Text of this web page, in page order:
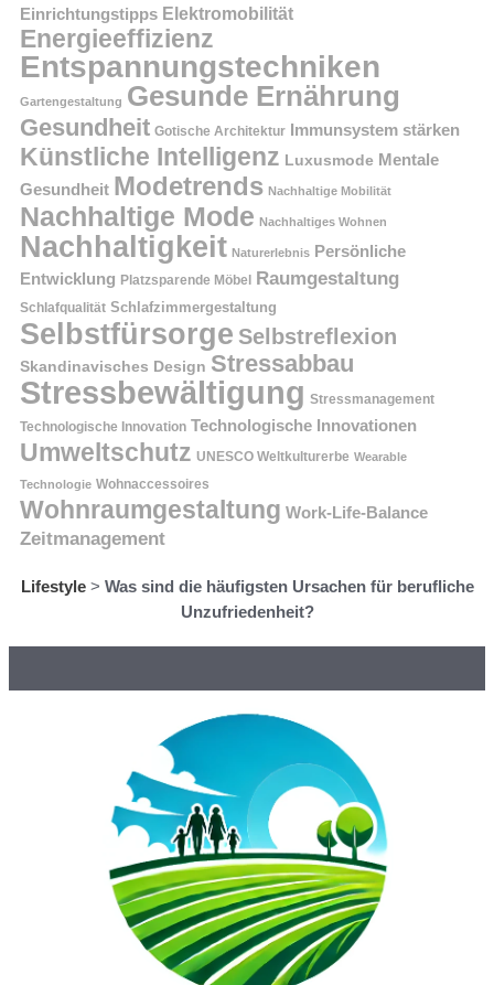
Einrichtungstipps Elektromobilität
Energieeffizienz
Entspannungstechniken
Gartengestaltung Gesunde Ernährung
Gesundheit Gotische Architektur Immunsystem stärken
Künstliche Intelligenz Luxusmode Mentale
Gesundheit Modetrends Nachhaltige Mobilität
Nachhaltige Mode Nachhaltiges Wohnen
Nachhaltigkeit Naturerlebnis Persönliche
Entwicklung Platzsparende Möbel Raumgestaltung
Schlafqualität Schlafzimmergestaltung
Selbstfürsorge Selbstreflexion
Skandinavisches Design Stressabbau
Stressbewältigung Stressmanagement
Technologische Innovation Technologische Innovationen
Umweltschutz UNESCO Weltkulturerbe Wearable
Technologie Wohnaccessoires
Wohnraumgestaltung Work-Life-Balance
Zeitmanagement
Lifestyle> Was sind die häufigsten Ursachen für berufliche
Unzufriedenheit?